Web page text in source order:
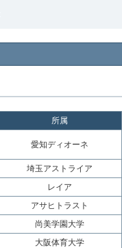
所属
愛知ディオーネ
埼玉アストライア
レイア
アサヒトラスト
尚美学園大学
大阪体育大学